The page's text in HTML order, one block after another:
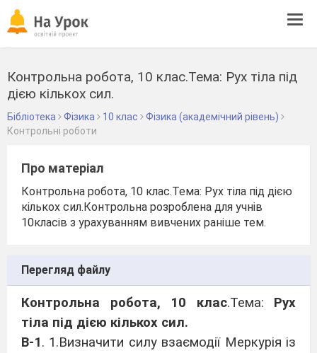
Контрольна робота, 10 клас.Тема: Рух тіла під
дією кількох сил.
Бібліотека Фізика 10 клас
Фізика (академічний рівень)
Контрольні роботи
Про матеріал
Контрольна робота, 10 клас.Тема: Рух тіла під дією
кількох сил.Контрольна розроблена для учнів
10класів з урахуванням вивчених раніше тем.
Перегляд файлу
Контрольна робота, 10 клас.Тема: Рух
тіла під дією кількох сил.
В-1. 1.Визначити силу взаємодії Меркурія із